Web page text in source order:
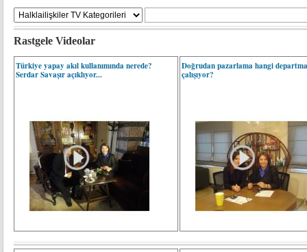
Rastgele Videolar
Türkiye yapay akıl kullanımında nerede?
Serdar Savaşır açıklıyor...
Doğrudan pazarlama hangi
çalışıyor?